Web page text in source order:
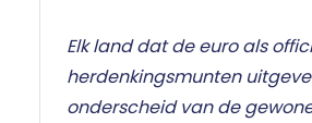
Elk land dat de euro als
herdenkingsmunten
onderscheid van de